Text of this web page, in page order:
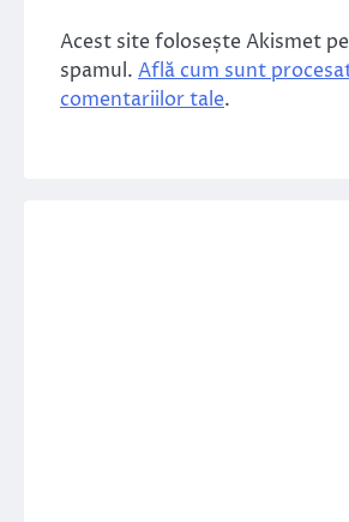
Acest site folosește Akismet
spamul. Află cum sunt
comentariilor tale.